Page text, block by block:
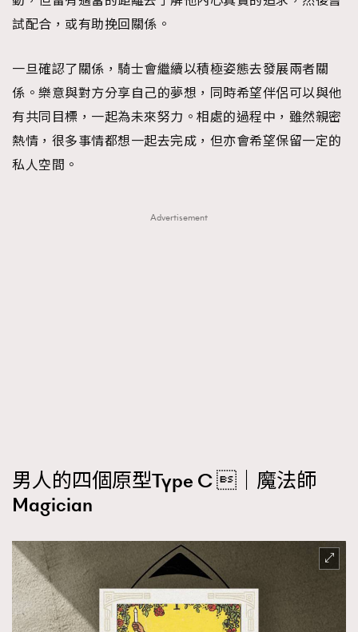
試配合，或有助挽回關係。
一旦確認了關係，騎士會繼續以積極姿態去發展兩者關
係。樂意與對方分享自己的夢想，同時希望伴侶可以與他
有共同目標，一起為未來努力。相處的過程中，雖然親密
熱情，很多事情都想一起去完成，但亦會希望保留一定的
私人空間。
Advertisement
男人的四個原型Type C ｜ 魔法師
Magician